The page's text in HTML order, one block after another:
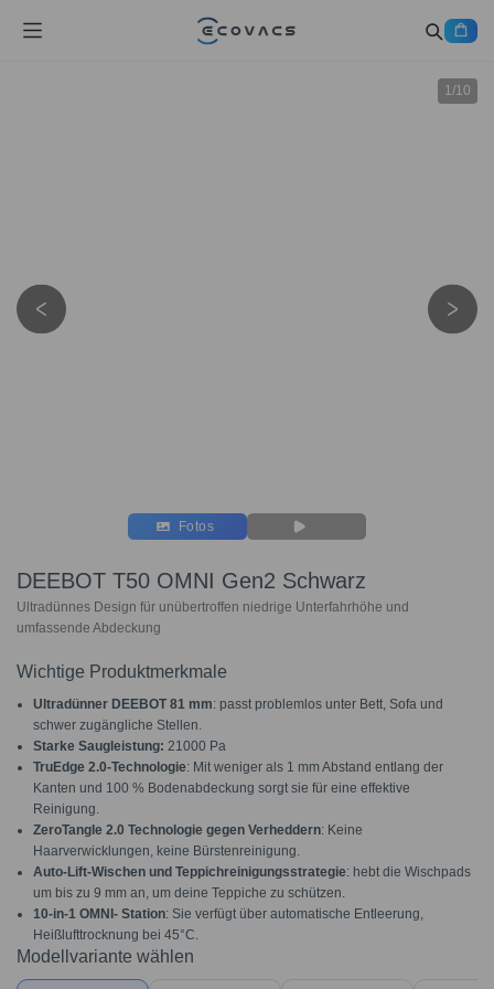
1/10
Fotos
DEEBOT T50 OMNI Gen2 Schwarz
Ultradünnes Design für unübertroffen niedrige Unterfahrhöhe und
umfassende Abdeckung
Wichtige Produktmerkmale
Ultradünner DEEBOT 81 mm: passt problemlos unter Bett, Sofa und
schwer zugängliche Stellen.
Starke Saugleistung: 21000 Pa
TruEdge 2.0-Technologie: Mit weniger als 1 mm Abstand entlang der
Kanten und 100 % Bodenabdeckung sorgt sie für eine effektive
Reinigung.
ZeroTangle 2.0 Technologie gegen Verheddern: Keine
Haarverwicklungen, keine Bürstenreinigung.
Auto-Lift-Wischen und Teppichreinigungsstrategie: hebt die Wischpads
um bis zu 9 mm an, um deine Teppiche zu schützen.
10-in-1 OMNI- Station: Sie verfügt über automatische Entleerung,
Heißlufttrocknung bei 45°C.
Modellvariante wählen